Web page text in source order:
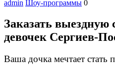
admin Шоу-программы 0
Заказать выездную
девочек Сергиев-
Ваша дочка мечтает стать